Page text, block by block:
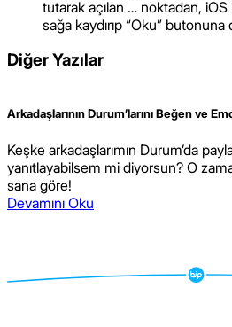
tutarak açılan … noktadan,
sağa kaydırıp “Oku”
Diğer Yazılar
Arkadaşlarının Durum’larını Beğen ve
Keşke arkadaşlarımın Durum’da
yanıtlayabilsem mi diyorsun? O
sana göre!
Devamını Oku